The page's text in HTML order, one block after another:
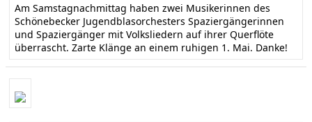
Am Samstagnachmittag haben zwei Musikerinnen des
Schönebecker Jugendblasorchesters Spaziergängerinnen
und Spaziergänger mit Volksliedern auf ihrer Querflöte
überrascht. Zarte Klänge an einem ruhigen 1. Mai. Danke!